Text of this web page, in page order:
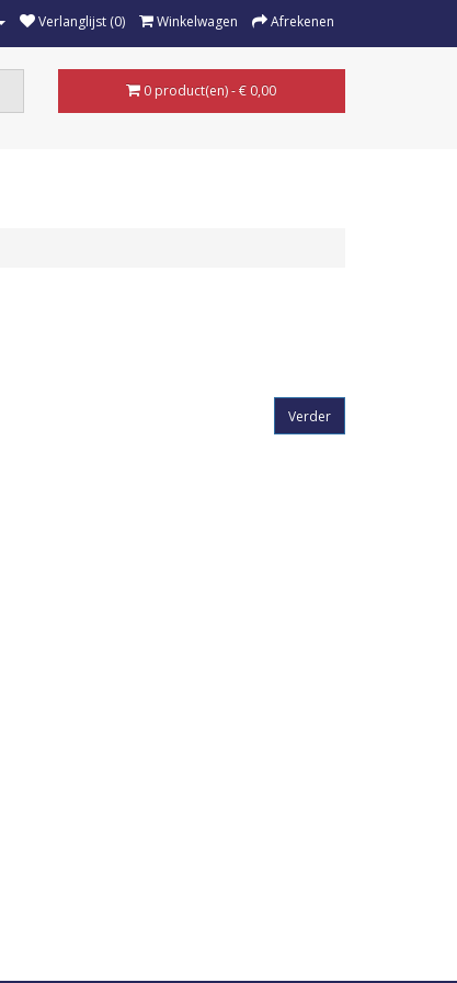
Verlanglijst (0) Winkelwagen Afrekenen
0 product(en) - € 0,00
Verder